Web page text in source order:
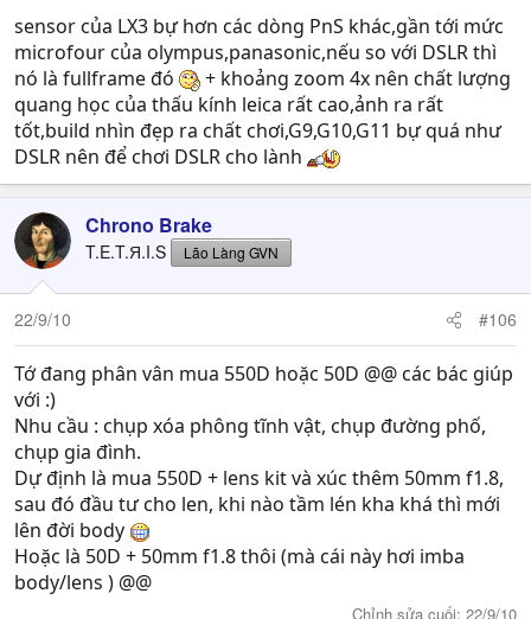
sensor của LX3 bự hơn các dòng PnS khác,gần tới mức
microfour của olympus,panasonic,nếu so với DSLR thì
nó là fullframe đó
+ khoảng zoom 4x nên chất lượng
quang học của thấu kính leica rất cao,ảnh ra rất
tốt,build nhìn đẹp ra chất chơi,G9,G10,G11 bự quá như
DSLR nên để chơi DSLR cho lành
Chrono Brake
T.E.T.Я.I.S Lão Làng GVN
22/9/10 #106
Tớ đang phân vân mua 550D hoặc 50D @@ các bác giúp
với :)
Nhu cầu : chụp xóa phông tĩnh vật, chụp đường phố,
chụp gia đình.
Dự định là mua 550D + lens kit và xúc thêm 50mm f1.8,
sau đó đầu tư cho len, khi nào tầm lén kha khá thì mới
lên đời body
Hoặc là 50D + 50mm f1.8 thôi (mà cái này hơi imba
body/lens ) @@
Chỉnh sửa cuối: 22/9/10